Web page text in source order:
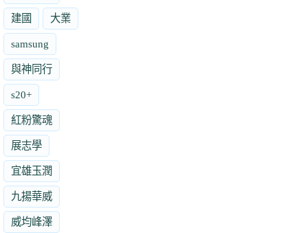
建國 大業
samsung
與神同行
s20+
紅粉驚魂
展志學
宜雄玉潤
九揚華威
威均峰澤